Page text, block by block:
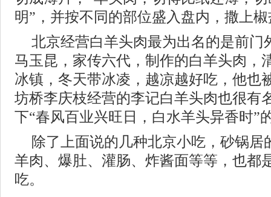
明”，并按不同的部位盛入盘内，撒上
北京经营白羊头肉最为出名的是前门
马玉昆，家传六代，制作的白羊头肉，
冰镇，冬天带冰凌，越凉越好吃，他也
坊桥李庆枝经营的李记白羊头肉也很有
下“春风百业兴旺日，白水羊头异香时”
除了上面说的几种北京小吃，砂锅居
羊肉、爆肚、灌肠、炸酱面等等，也都
吃。